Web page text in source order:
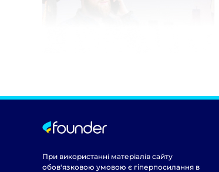
При використанні матеріалів сайту
обов'язковою умовою є гіперпосилання в